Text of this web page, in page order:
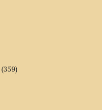
(359)